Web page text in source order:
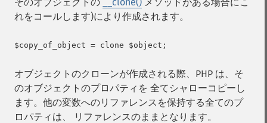
れをコールします)により作成されます。
オブジェクトのクローンが作成される際、PHP は、そ
のオブジェクトのプロパティを 全てシャローコピーし
ます。他の変数へのリファレンスを保持する全てのプ
ロパティは、 リファレンスのままとなります。